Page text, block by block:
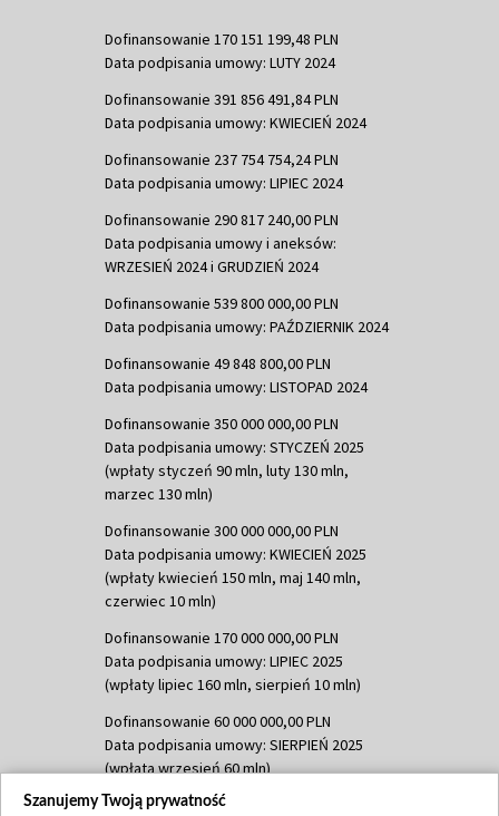
Dofinansowanie 170 151 199,48 PLN
Data podpisania umowy: LUTY 2024
Dofinansowanie 391 856 491,84 PLN
Data podpisania umowy: KWIECIEŃ 2024
Dofinansowanie 237 754 754,24 PLN
Data podpisania umowy: LIPIEC 2024
Dofinansowanie 290 817 240,00 PLN
Data podpisania umowy i aneksów:
WRZESIEŃ 2024 i GRUDZIEŃ 2024
Dofinansowanie 539 800 000,00 PLN
Data podpisania umowy: PAŹDZIERNIK 2024
Dofinansowanie 49 848 800,00 PLN
Data podpisania umowy: LISTOPAD 2024
Dofinansowanie 350 000 000,00 PLN
Data podpisania umowy: STYCZEŃ 2025
(wpłaty styczeń 90 mln, luty 130 mln,
marzec 130 mln)
Dofinansowanie 300 000 000,00 PLN
Data podpisania umowy: KWIECIEŃ 2025
(wpłaty kwiecień 150 mln, maj 140 mln,
czerwiec 10 mln)
Dofinansowanie 170 000 000,00 PLN
Data podpisania umowy: LIPIEC 2025
(wpłaty lipiec 160 mln, sierpień 10 mln)
Dofinansowanie 60 000 000,00 PLN
Data podpisania umowy: SIERPIEŃ 2025
(wpłata wrzesień 60 mln)
Dofinansowanie 635 783 051,21 PLN
Szanujemy Twoją prywatność